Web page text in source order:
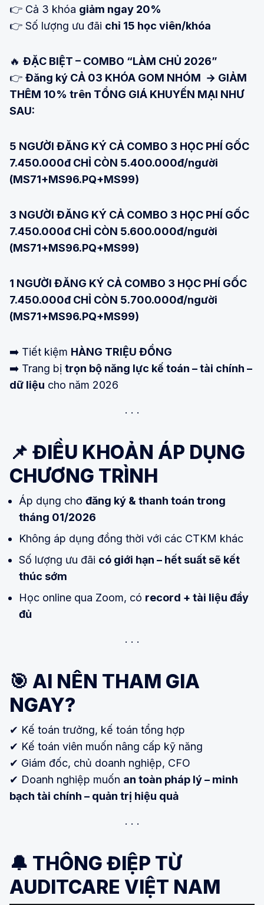
👉 Cả 3 khóa giảm ngay 20%
👉 Số lượng ưu đãi chỉ 15 học viên/khóa
🔥 ĐẶC BIỆT – COMBO “LÀM CHỦ 2026”
👉 Đăng ký CẢ 03 KHÓA GOM NHÓM → GIẢM
THÊM 10% trên TỔNG GIÁ KHUYẾN MẠI NHƯ
SAU:
5 NGƯỜI ĐĂNG KÝ CẢ COMBO 3 HỌC PHÍ GỐC
7.450.000đ CHỈ CÒN 5.400.000đ/người
(MS71+MS96.PQ+MS99)
3 NGƯỜI ĐĂNG KÝ CẢ COMBO 3 HỌC PHÍ GỐC
7.450.000đ CHỈ CÒN 5.600.000đ/người
(MS71+MS96.PQ+MS99)
1 NGƯỜI ĐĂNG KÝ CẢ COMBO 3 HỌC PHÍ GỐC
7.450.000đ CHỈ CÒN 5.700.000đ/người
(MS71+MS96.PQ+MS99)
➡️ Tiết kiệm HÀNG TRIỆU ĐỒNG
➡️ Trang bị trọn bộ năng lực kế toán – tài chính –
dữ liệu cho năm 2026
📌 ĐIỀU KHOẢN ÁP DỤNG
CHƯƠNG TRÌNH
Áp dụng cho đăng ký & thanh toán trong
tháng 01/2026
Không áp dụng đồng thời với các CTKM khác
Số lượng ưu đãi có giới hạn – hết suất sẽ kết
thúc sớm
Học online qua Zoom, có record + tài liệu đầy
đủ
🎯 AI NÊN THAM GIA
NGAY?
✔ Kế toán trưởng, kế toán tổng hợp
✔ Kế toán viên muốn nâng cấp kỹ năng
✔ Giám đốc, chủ doanh nghiệp, CFO
✔ Doanh nghiệp muốn an toàn pháp lý – minh
bạch tài chính – quản trị hiệu quả
🔔 THÔNG ĐIỆP TỪ
AUDITCARE VIỆT NAM